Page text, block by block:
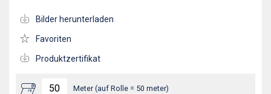
Meter (auf Rolle = 50 meter)
Bilder herunterladen
Favoriten
Produktzertifikat